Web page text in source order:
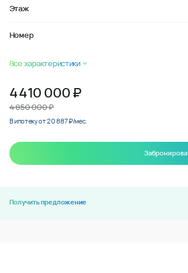
Этаж
Номер
Все характеристики
4 410 000₽
4 850 000 ₽
В ипотеку от 20 887 ₽/мес.
Получить предложение